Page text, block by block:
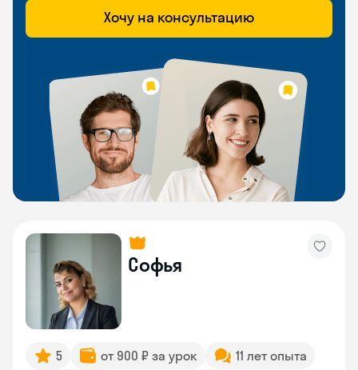
Хочу на консультацию
Софья
5 от 900 ₽ за урок
11 лет опыта